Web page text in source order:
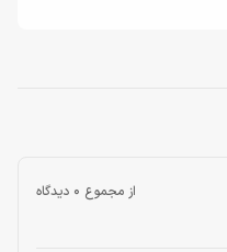
از مجموع 0 دیدگاه